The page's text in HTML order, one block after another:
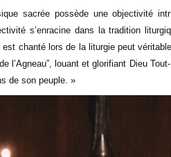
sacrée possède une objectivité
s’enracine dans la tradition
chanté lors de la liturgie peut
de l’Agneau”, louant et glorifiant Dieu
de son peuple. »